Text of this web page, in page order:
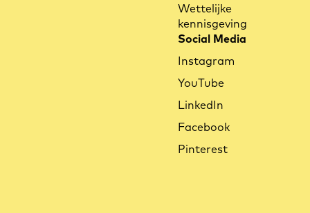
Wettelijke
kennisgeving
Social Media
Instagram
YouTube
LinkedIn
Facebook
Pinterest